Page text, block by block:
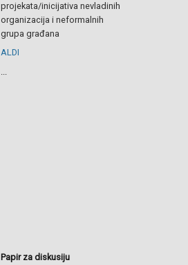
projekata/inicijativa nevladinih
organizacija i neformalnih
grupa građana
ALDI
...
Papir za diskusiju